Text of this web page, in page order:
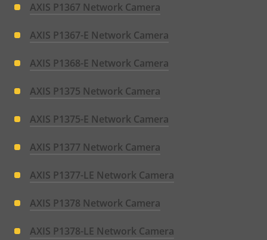
AXIS P1367 Network Camera
AXIS P1367-E Network Camera
AXIS P1368-E Network Camera
AXIS P1375 Network Camera
AXIS P1375-E Network Camera
AXIS P1377 Network Camera
AXIS P1377-LE Network Camera
AXIS P1378 Network Camera
AXIS P1378-LE Network Camera